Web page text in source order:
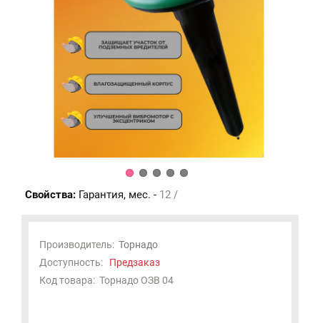
Свойства: Гарантия, мес. - 12 /
Производитель: Торнадо
Доступность: Предзаказ
Код товара: Торнадо ОЗВ 04